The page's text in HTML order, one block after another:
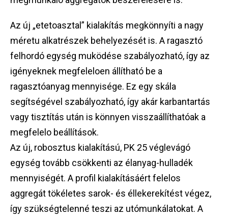
Az új „etetoasztal” kialakítás megkönnyíti a nagy
méretu alkatrészek behelyezését is. A ragasztó
felhordó egység muködése szabályozható, így az
igényeknek megfeleloen állítható be a
ragasztóanyag mennyisége. Ez egy skála
segítségével szabályozható, így akár karbantartás
vagy tisztítás után is könnyen visszaállíthatóak a
megfelelo beállítások.
Az új, robosztus kialakítású, PK 25 véglevágó
egység tovább csökkenti az élanyag-hulladék
mennyiségét. A profil kialakításáért felelos
aggregát tökéletes sarok- és éllekerekítést végez,
így szükségtelenné teszi az utómunkálatokat. A